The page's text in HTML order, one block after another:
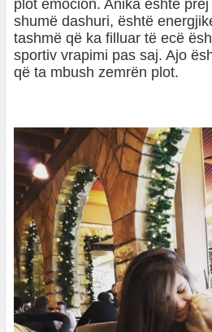
plot emocion. Anika është
shumë dashuri, është
tashmë që ka filluar të ecë
sportiv vrapimi pas saj. Ajo
që ta mbush zemrën plot.